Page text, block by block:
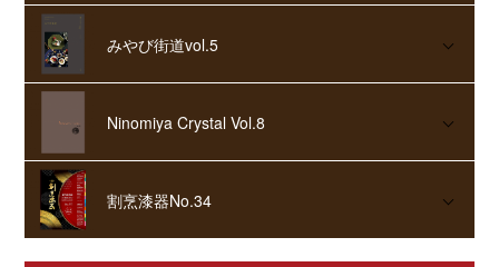
みやび街道vol.5
Ninomiya Crystal Vol.8
割烹漆器No.34